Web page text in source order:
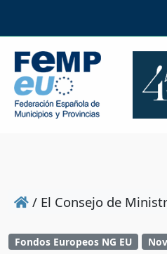
/ El Consejo de
Fondos Europeos NG EU